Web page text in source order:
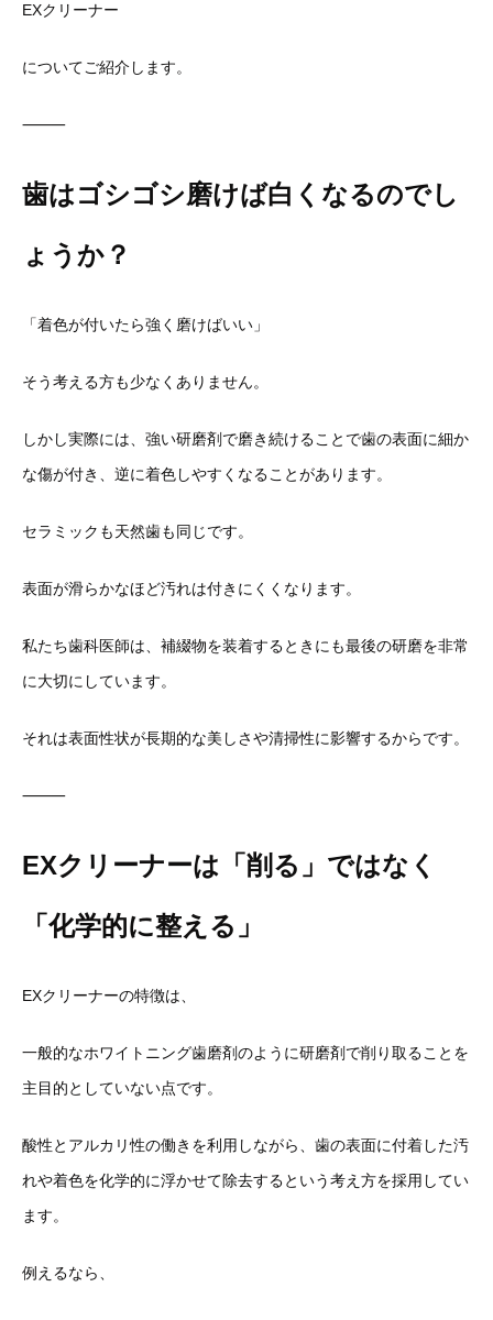
EXクリーナー
についてご紹介します。
⸻
歯はゴシゴシ磨けば白くなるのでし
ょうか？
「着色が付いたら強く磨けばいい」
そう考える方も少なくありません。
しかし実際には、 強い研磨剤で磨き続けることで歯の表面に細か
な傷が付き、 逆に着色しやすくなることがあります。
セラミックも天然歯も同じです。
表面が滑らかなほど汚れは付きにくくなります。
私たち歯科医師は、 補綴物を装着するときにも最後の研磨を非常
に大切にしています。
それは表面性状が長期的な美しさや清掃性に影響するからです。
⸻
EXクリーナーは「削る」ではなく
「化学的に整える」
EXクリーナーの特徴は、
一般的なホワイトニング歯磨剤のように研磨剤で削り取ることを
主目的としていない点です。
酸性とアルカリ性の働きを利用しながら、 歯の表面に付着した汚
れや着色を化学的に浮かせて除去するという考え方を採用してい
ます。
例えるなら、